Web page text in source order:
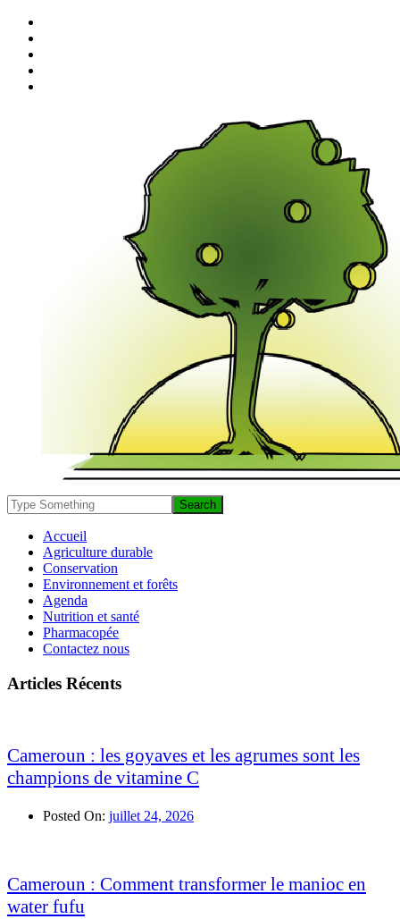
Accueil
Agriculture durable
Conservation
Environnement et forêts
Agenda
Nutrition et santé
Pharmacopée
Contactez nous
Articles Récents
Cameroun : les goyaves et les agrumes sont les
champions de vitamine C
Posted On: juillet 24, 2026
Cameroun : Comment transformer le manioc en
water fufu